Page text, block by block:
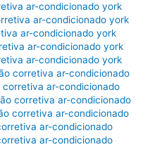
ar-condicionado york
ar-condicionado york
ar-condicionado york
ar-condicionado york
ar-condicionado york
corretiva ar-condicionado
corretiva ar-condicionado
corretiva ar-condicionado
corretiva ar-condicionado
ar-condicionado
ar-condicionado